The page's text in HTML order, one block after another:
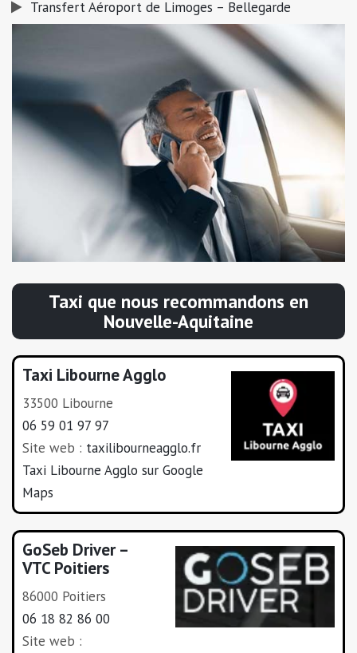
Transfert Aéroport de Limoges – Bellegarde
Taxi que nous recommandons en
Nouvelle-Aquitaine
Taxi Libourne Agglo
33500 Libourne
06 59 01 97 97
Site web : taxilibourneagglo.fr
Taxi Libourne Agglo sur Google
Maps
GoSeb Driver –
VTC Poitiers
86000 Poitiers
06 18 82 86 00
Site web :